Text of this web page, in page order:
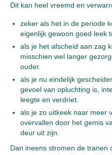
Dit kan heel vreemd en
zeker als het in de periode
eigenlijk gewoon goed leek
als je het afscheid aan zag
misschien wel langer
ouder.
als je nu eindelijk
gevoel van opluchting is,
leegte en verdriet.
als je zo uitkeek naar meer
overvallen door het gemis
deur uit zijn.
Dan ineens stromen de tranen